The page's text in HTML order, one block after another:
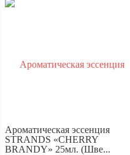
Ароматическая эссенция
STRANDS «CHERRY
BRANDY» 25мл. (Шве...